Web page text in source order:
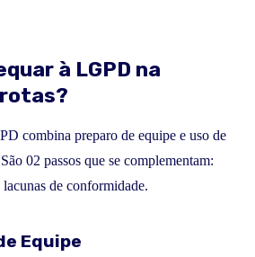
à LGPD na
combina preparo de equipe e uso de
02 passos que se complementam:
de conformidade.
Equipe